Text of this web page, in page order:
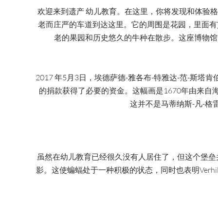
欢迎来到遗产 幼儿教育。在这里，你将发现和体验
老而庄严的车道到达这里。它的周围是花园，里面
老的果园和历史悠久的牛种在散步。这座博物
2017 年5月3日，埃德萨德-雅各布-特雅达-范-斯塔
的捐款获得了必要的资金。这幅画是1670年由来自
这并不是马蒂纳斯-凡-格
虽然在幼儿教育已经很久没有人居住了，但这个堡
影。这使蝙蝠处于一种积极的状态，同时也表明